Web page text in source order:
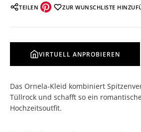
TEILEN ZUR WUNSCHLISTE
VIRTUELL ANPROBIEREN
Das Ornela-Kleid kombiniert
Tüllrock und schafft so ein
Hochzeitsoutfit.